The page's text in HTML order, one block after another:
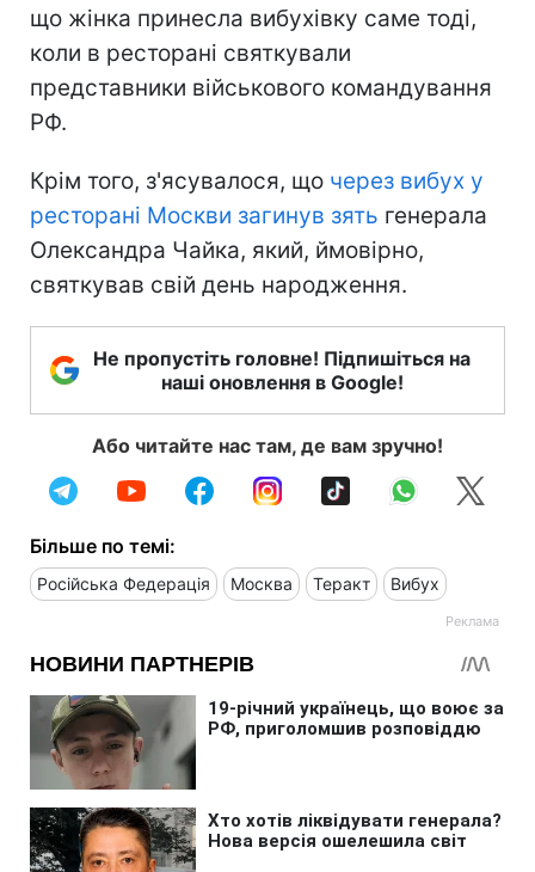
що жінка принесла вибухівку саме тоді,
коли в ресторані святкували
представники військового командування
РФ.
Крім того, з'ясувалося, що через вибух у
ресторані Москви загинув зять генерала
Олександра Чайка, який, ймовірно,
святкував свій день народження.
Не пропустіть головне! Підпишіться на
наші оновлення в Google!
Або читайте нас там, де вам зручно!
Більше по темі:
Російська Федерація Москва Теракт Вибух